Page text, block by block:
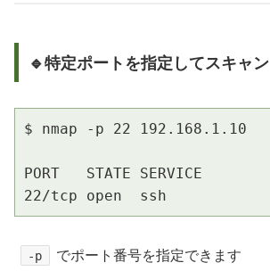
🔹特定ポートを指定してスキャン
$ nmap -p 22 192.168.1.10
PORT   STATE SERVICE
22/tcp open  ssh
-p でポート番号を指定できます